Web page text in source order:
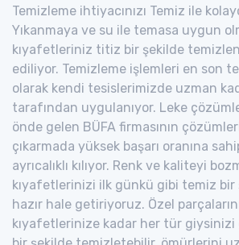
Temizleme ihtiyacınızı Temiz ile
Yıkanmaya ve su ile temasa uygun
kıyafetleriniz titiz bir şekilde
ediliyor. Temizleme işlemleri en son
olarak kendi tesislerimizde uzman
tarafından uygulanıyor. Leke
önde gelen BÜFA firmasının
çıkarmada yüksek başarı oranına
ayrıcalıklı kılıyor. Renk ve kaliteyi
kıyafetlerinizi ilk günkü gibi temiz bir
hazır hale getiriyoruz. Özel
kıyafetlerinize kadar her tür